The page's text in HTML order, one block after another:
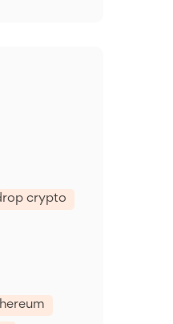
crypto